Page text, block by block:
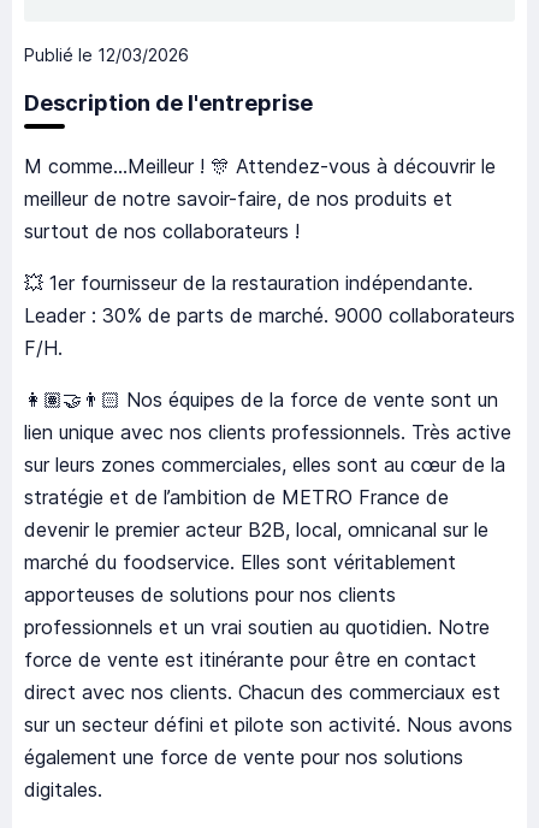
Publié le 12/03/2026
Description de l'entreprise
M comme...Meilleur ! 🎊 Attendez-vous à découvrir le
meilleur de notre savoir-faire, de nos produits et
surtout de nos collaborateurs !
💥 1er fournisseur de la restauration indépendante.
Leader : 30% de parts de marché. 9000 collaborateurs
F/H.
👩🏽‍🤝‍👨🏻 Nos équipes de la force de vente sont un
lien unique avec nos clients professionnels. Très active
sur leurs zones commerciales, elles sont au cœur de la
stratégie et de l’ambition de METRO France de
devenir le premier acteur B2B, local, omnicanal sur le
marché du foodservice. Elles sont véritablement
apporteuses de solutions pour nos clients
professionnels et un vrai soutien au quotidien. Notre
force de vente est itinérante pour être en contact
direct avec nos clients. Chacun des commerciaux est
sur un secteur défini et pilote son activité. Nous avons
également une force de vente pour nos solutions
digitales.